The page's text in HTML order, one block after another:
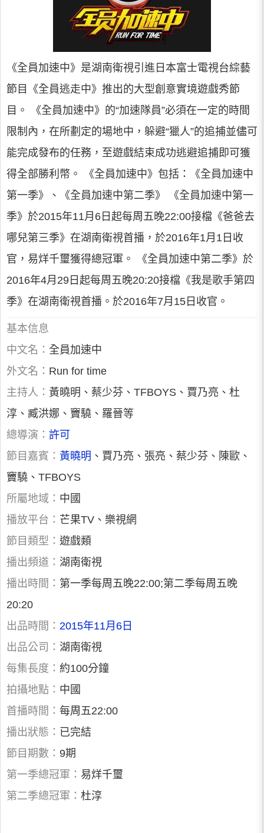
《全員加速中》是湖南衛視引進日本富士電視台綜藝
節目《全員逃走中》推出的大型創意實境遊戲秀節
目。 《全員加速中》的“加速隊員”必須在一定的時間
限制內，在所劃定的場地中，躲避“獵人”的追捕並儘可
能完成發布的任務，至遊戲結束成功逃避追捕即可獲
得全部勝利幣。 《全員加速中》包括：《全員加速中
第一季》、《全員加速中第二季》 《全員加速中第一
季》於2015年11月6日起每周五晚22:00接檔《爸爸去
哪兒第三季》在湖南衛視首播，於2016年1月1日收
官，易烊千璽獲得總冠軍。 《全員加速中第二季》於
2016年4月29日起每周五晚20:20接檔《我是歌手第四
季》在湖南衛視首播。於2016年7月15日收官。
基本信息
中文名： 全員加速中
外文名： Run for time
主持人： 黃曉明、蔡少芬、TFBOYS、賈乃亮、杜
淳、臧洪娜、竇驍、羅晉等
總導演： 許可
節目嘉賓： 黃曉明 、賈乃亮、張亮、蔡少芬、陳歐、
竇驍、TFBOYS
所屬地域： 中國
播放平台： 芒果TV、樂視網
節目類型： 遊戲類
播出頻道： 湖南衛視
播出時間： 第一季每周五晚22:00;第二季每周五晚
20:20
出品時間： 2015年11月6日
出品公司： 湖南衛視
每集長度： 約100分鐘
拍攝地點： 中國
首播時間： 每周五22:00
播出狀態： 已完結
節目期數： 9期
第一季總冠軍： 易烊千璽
第二季總冠軍： 杜淳